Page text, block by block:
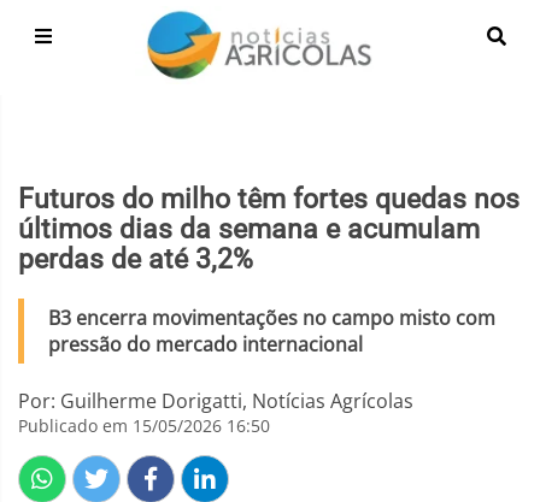
Futuros do milho têm fortes quedas nos
últimos dias da semana e acumulam
perdas de até 3,2%
B3 encerra movimentações no campo misto com
pressão do mercado internacional
Por: Guilherme Dorigatti, Notícias Agrícolas
Publicado em 15/05/2026 16:50